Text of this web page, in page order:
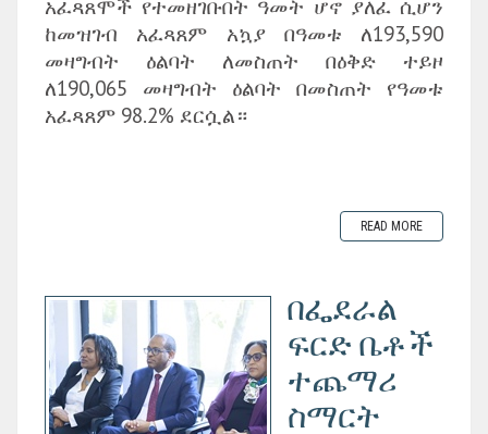
አፈጻጸሞች የተመዘገቡበት ዓመት ሆኖ ያለፈ ሲሆን
ከመዝገብ አፈጻጸም አኳያ በዓመቱ ለ193,590
መዛግብት ዕልባት ለመስጠት በዕቅድ ተይዞ
ለ190,065 መዛግብት ዕልባት በመስጠት የዓመቱ
አፈጻጸም 98.2% ደርሷል።
READ MORE
በፌደራል
ፍርድ ቤቶች
ተጨማሪ
ስማርት